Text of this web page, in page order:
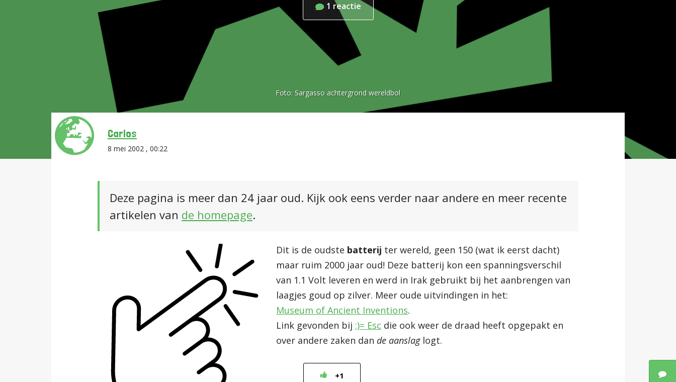
1 reactie
Foto: Sargasso achtergrond wereldbol
Carlos
8 mei 2002 , 00:22
Deze pagina is meer dan 24 jaar oud. Kijk ook eens verder naar andere en meer recente
artikelen van de homepage.
Dit is de oudste batterij ter wereld, geen 150 (wat ik eerst dacht)
maar ruim 2000 jaar oud! Deze batterij kon een spanningsverschil
van 1.1 Volt leveren en werd in Irak gebruikt bij het aanbrengen van
laagjes goud op zilver. Meer oude uitvindingen in het:
Museum of Ancient Inventions.
Link gevonden bij :)= Esc die ook weer de draad heeft opgepakt en
over andere zaken dan de aanslag logt.
+1